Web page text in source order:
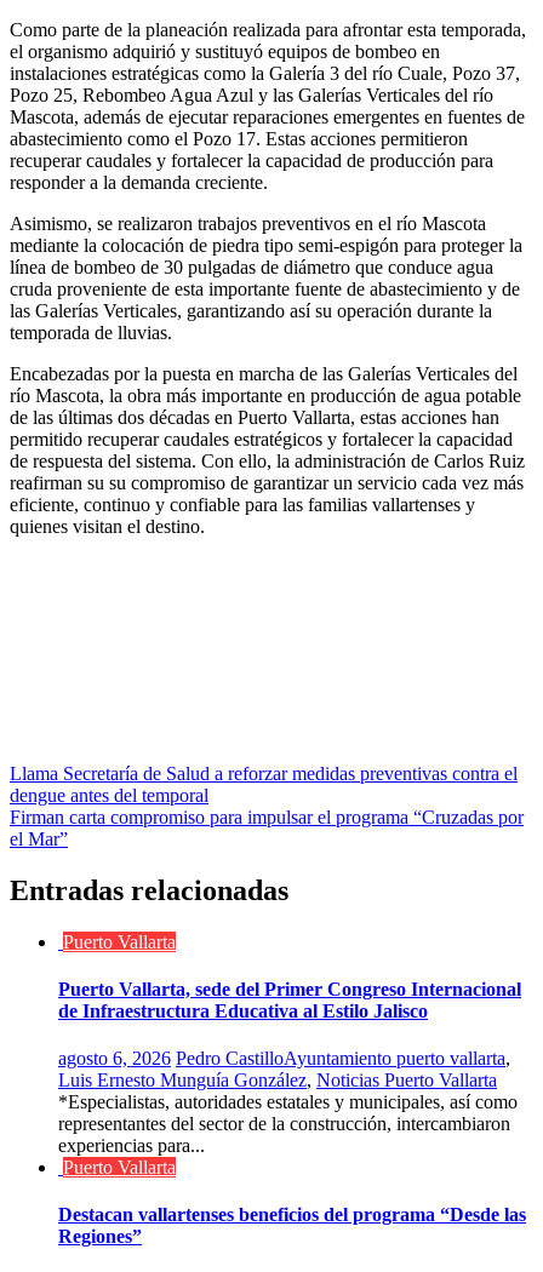
Como parte de la planeación realizada para afrontar esta temporada,
el organismo adquirió y sustituyó equipos de bombeo en
instalaciones estratégicas como la Galería 3 del río Cuale, Pozo 37,
Pozo 25, Rebombeo Agua Azul y las Galerías Verticales del río
Mascota, además de ejecutar reparaciones emergentes en fuentes de
abastecimiento como el Pozo 17. Estas acciones permitieron
recuperar caudales y fortalecer la capacidad de producción para
responder a la demanda creciente.
Asimismo, se realizaron trabajos preventivos en el río Mascota
mediante la colocación de piedra tipo semi-espigón para proteger la
línea de bombeo de 30 pulgadas de diámetro que conduce agua
cruda proveniente de esta importante fuente de abastecimiento y de
las Galerías Verticales, garantizando así su operación durante la
temporada de lluvias.
Encabezadas por la puesta en marcha de las Galerías Verticales del
río Mascota, la obra más importante en producción de agua potable
de las últimas dos décadas en Puerto Vallarta, estas acciones han
permitido recuperar caudales estratégicos y fortalecer la capacidad
de respuesta del sistema. Con ello, la administración de Carlos Ruiz
reafirman su su compromiso de garantizar un servicio cada vez más
eficiente, continuo y confiable para las familias vallartenses y
quienes visitan el destino.
Navegación
de
entradas
Llama Secretaría de Salud a reforzar medidas preventivas contra el
dengue antes del temporal
Firman carta compromiso para impulsar el programa “Cruzadas por
el Mar”
Entradas relacionadas
Puerto Vallarta
Puerto Vallarta, sede del Primer Congreso Internacional
de Infraestructura Educativa al Estilo Jalisco
agosto 6, 2026 Pedro CastilloAyuntamiento puerto vallarta,
Luis Ernesto Munguía González, Noticias Puerto Vallarta
*Especialistas, autoridades estatales y municipales, así como
representantes del sector de la construcción, intercambiaron
experiencias para...
Puerto Vallarta
Destacan vallartenses beneficios del programa “Desde las
Regiones”